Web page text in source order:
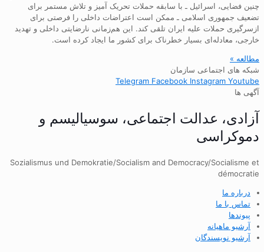
چنین فضایی، اسرائیل ـ با سابقه حملات تحریک آمیز و تلاش مستمر برای
تضعیف جمهوری اسلامی ـ ممکن است اعتراضات داخلی را فرصتی برای
ازسرگیری حملات علیه ایران تلقی کند. این هم‌زمانی نارضایتی داخلی و تهدید
خارجی، معادله‌ای بسیار خطرناک برای کشور ما ایجاد کرده است.
مطالعه »
شبکه های اجتماعی سازمان
Telegram Facebook Instagram Youtube
آگهی ها
آزادی، عدالت اجتماعی، سوسیالیسم و
دموکراسی
Sozialismus und Demokratie/Socialism and Democracy/Socialisme et
démocratie
درباره ما
تماس با ما
پیوندها
آرشیو ماهیانه
آرشیو نویسندگان